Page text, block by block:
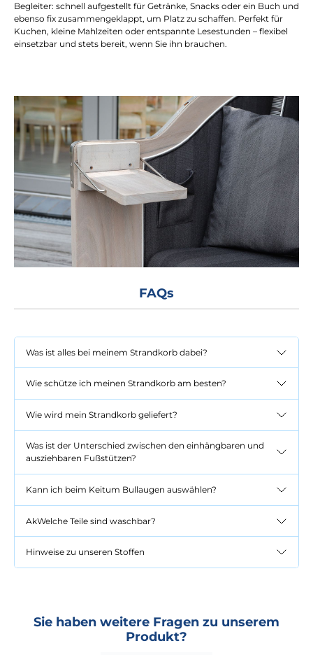
Begleiter: schnell aufgestellt für Getränke, Snacks oder ein Buch und
ebenso fix zusammengeklappt, um Platz zu schaffen. Perfekt für
Kuchen, kleine Mahlzeiten oder entspannte Lesestunden – flexibel
einsetzbar und stets bereit, wenn Sie ihn brauchen.
FAQs
Was ist alles bei meinem Strandkorb dabei?
Wie schütze ich meinen Strandkorb am besten?
Wie wird mein Strandkorb geliefert?
Was ist der Unterschied zwischen den einhängbaren und
ausziehbaren Fußstützen?
Kann ich beim Keitum Bullaugen auswählen?
AkWelche Teile sind waschbar?
Hinweise zu unseren Stoffen
Sie haben weitere Fragen zu unserem
Produkt?